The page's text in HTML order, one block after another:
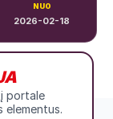
NUO
2026-02-18
portale
elementus.